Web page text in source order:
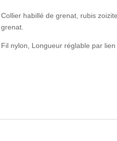
Collier habillé de grenat, rubis
grenat.
Fil nylon, Longueur réglable par